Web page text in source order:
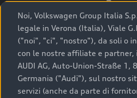
3
A breve verrai ricontattato dal
Audi Center o direttamente dal
che ti supporterà per
Noi, Volkswagen Group Italia
legale in Verona (Italia), Viale
("noi", "ci", "nostro"), da soli o
con le nostre affiliate e partner,
AUDI AG, Auto-Union-Straße
Germania ("Audi"), sul nostro
servizi (anche da parte di